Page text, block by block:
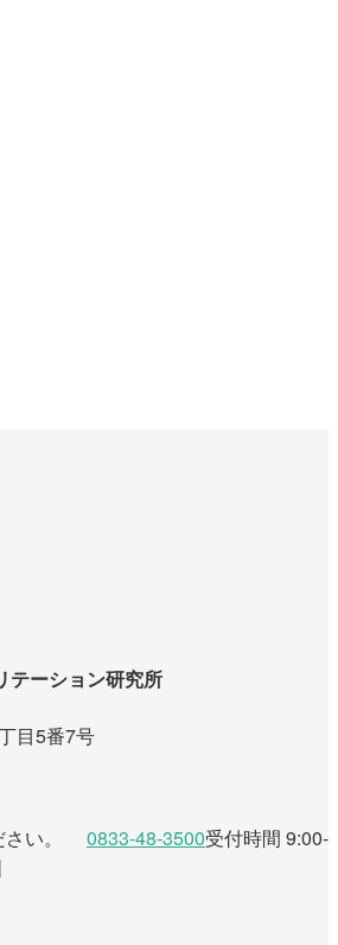
テーション研究所
目5番7号
い。
0833-48-3500受付時間 9:00-